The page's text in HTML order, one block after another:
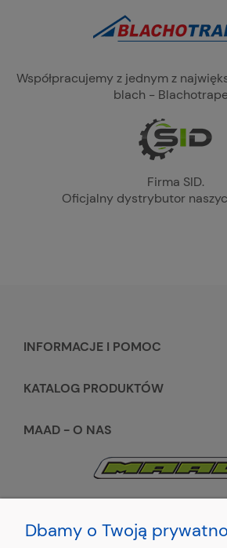
Współpracujemy z jednym z
blach -
Firma SID.
Oficjalny dystrybutor
INFORMACJE I POMOC
KATALOG PRODUKTÓW
MAAD - O NAS
+48
Dbamy o Twoją